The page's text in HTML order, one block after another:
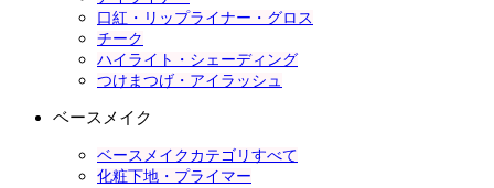
口紅・リップライナー・グロス
チーク
ハイライト・シェーディング
つけまつげ・アイラッシュ
ベースメイク
ベースメイクカテゴリすべて
化粧下地・プライマー